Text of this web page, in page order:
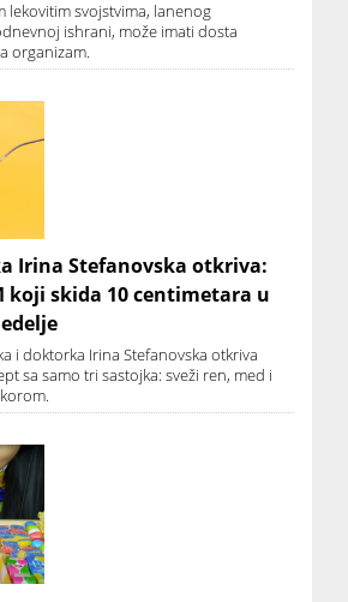
lekovitim svojstvima, lanenog
ishrani, može imati dosta
organizam.
Irina Stefanovska otkriva:
koji skida 10 centimetara u
i doktorka Irina Stefanovska otkriva
sa samo tri sastojka: sveži ren, med i